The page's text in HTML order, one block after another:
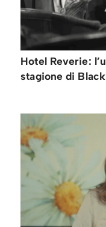
Hotel Reverie:
stagione di